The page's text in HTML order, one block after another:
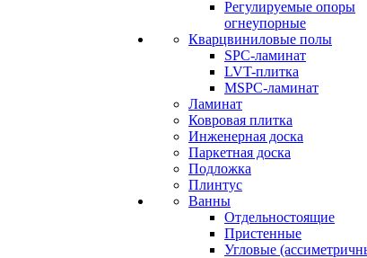
Регулируемые опоры
огнеупорные
Кварцвиниловые полы
SPC-ламинат
LVT-плитка
MSPC-ламинат
Ламинат
Ковровая плитка
Инженерная доска
Паркетная доска
Подложка
Плинтус
Ванны
Отдельностоящие
Пристенные
Угловые